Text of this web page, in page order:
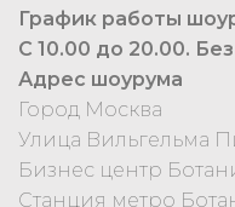
График работы
С 10.00 до 20.00.
Адрес шоурума
Город Москва
Улица Вильгельма
Бизнес центр
Станция метро